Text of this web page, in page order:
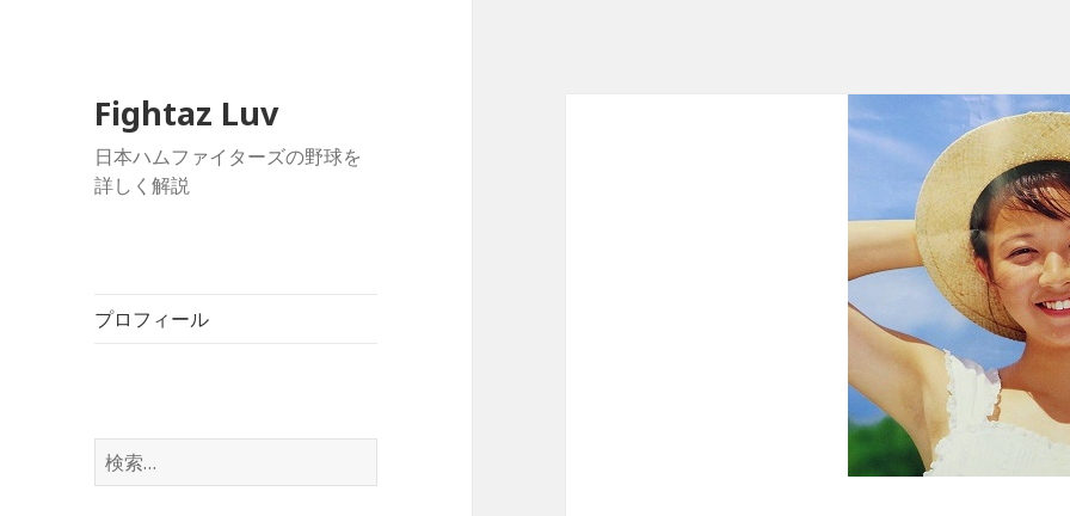
Fightaz Luv
日本ハムファイターズの野球を
詳しく解説
プロフィール
検
索: